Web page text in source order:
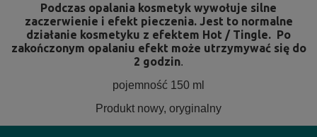
Podczas opalania kosmetyk wywołuje silne
zaczerwienie i efekt pieczenia. Jest to normalne
działanie kosmetyku z efektem Hot / Tingle. Po
zakończonym opalaniu efekt może utrzymywać się do
2 godzin.
pojemność 150 ml
Produkt nowy, oryginalny